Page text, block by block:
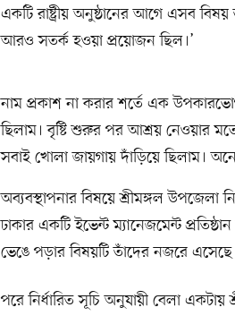
একটি রাষ্ট্রীয় অনুষ্ঠানের আগে এসব বিষয়
আরও সতর্ক হওয়া প্রয়োজন ছিল।’
নাম প্রকাশ না করার শর্তে এক
ছিলাম। বৃষ্টি শুরুর পর আশ্রয় নেওয়ার
সবাই খোলা জায়গায় দাঁড়িয়ে ছিলাম।
অব্যবস্থাপনার বিষয়ে শ্রীমঙ্গল উপজেলা
ঢাকার একটি ইভেন্ট ম্যানেজমেন্ট
ভেঙে পড়ার বিষয়টি তাঁদের নজরে
পরে নির্ধারিত সূচি অনুযায়ী বেলা একটায়